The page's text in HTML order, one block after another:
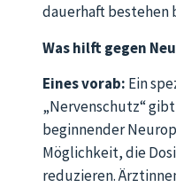
dauerhaft bestehen
Was hilft gegen
Eines vorab: Ein
„Nervenschutz“
beginnender
Möglichkeit, die
reduzieren.